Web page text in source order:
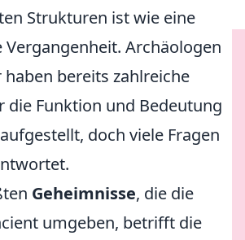
Strukturen ist wie eine
Vergangenheit. Archäologen
bereits zahlreiche
die Funktion und Bedeutung
doch viele Fragen
Geheimnisse, die die
umgeben, betrifft die